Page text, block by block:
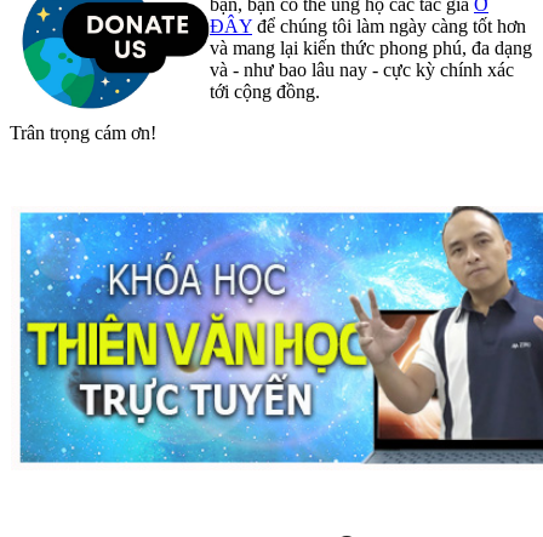
bạn, bạn có thể ủng hộ các tác giả Ở
ĐÂY để chúng tôi làm ngày càng tốt hơn
và mang lại kiến thức phong phú, đa dạng
và - như bao lâu nay - cực kỳ chính xác
tới cộng đồng.
Trân trọng cám ơn!